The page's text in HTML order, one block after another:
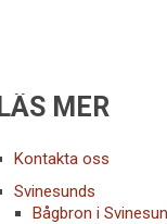
LÄS MER
Kontakta oss
Svinesunds
Bågbron i